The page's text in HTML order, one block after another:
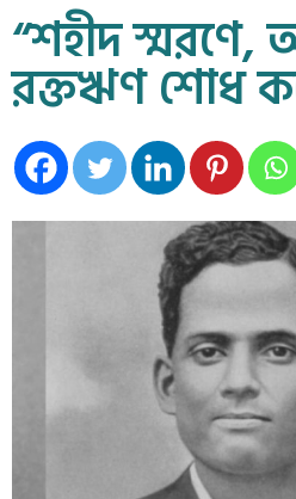
“শহীদ
রক্তঋণ শোধ